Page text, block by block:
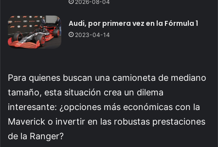
2026-08-04
Audi, por primera vez en la Fórmula 1
2023-04-14
Para quienes buscan una camioneta de mediano
tamaño, esta situación crea un dilema
interesante: ¿opciones más económicas con la
Maverick o invertir en las robustas prestaciones
de la Ranger?